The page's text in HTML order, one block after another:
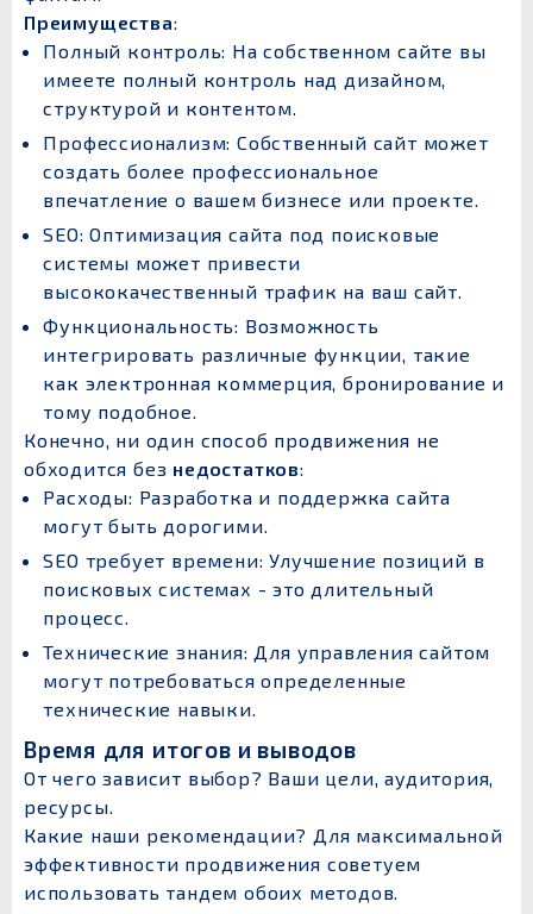
Преимущества:
Полный контроль: На собственном сайте вы
имеете полный контроль над дизайном,
структурой и контентом.
Профессионализм: Собственный сайт может
создать более профессиональное
впечатление о вашем бизнесе или проекте.
SEO: Оптимизация сайта под поисковые
системы может привести
высококачественный трафик на ваш сайт.
Функциональность: Возможность
интегрировать различные функции, такие
как электронная коммерция, бронирование и
тому подобное.
Конечно, ни один способ продвижения не
обходится без недостатков:
Расходы: Разработка и поддержка сайта
могут быть дорогими.
SEO требует времени: Улучшение позиций в
поисковых системах - это длительный
процесс.
Технические знания: Для управления сайтом
могут потребоваться определенные
технические навыки.
Время для итогов и выводов
От чего зависит выбор? Ваши цели, аудитория,
ресурсы.
Какие наши рекомендации? Для максимальной
эффективности продвижения советуем
использовать тандем обоих методов.